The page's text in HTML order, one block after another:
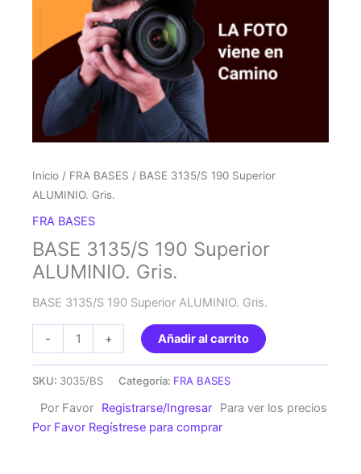
Inicio / FRA BASES / BASE 3135/S 190 Superior
ALUMINIO. Gris.
FRA BASES
BASE 3135/S 190 Superior
ALUMINIO. Gris.
BASE 3135/S 190 Superior ALUMINIO. Gris.
-
3135/S
ALUMINIO.
Gris.
+ Añadir al carrito
SKU: 3035/BS Categoría: FRA BASES
Por Favor Registrarse/Ingresar
Para ver los precios
Por Favor Regístrese para comprar